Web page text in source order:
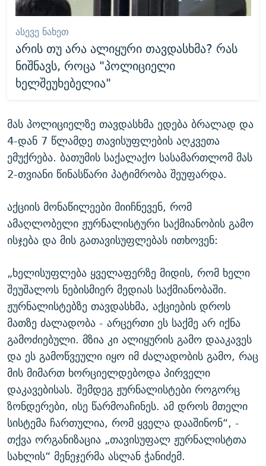
ᲐᲡᲔᲕᲔ ᲜᲐᲮᲔᲗ
არის თუ არა ალიყური თავდასხმა? რას
ნიშნავს, როცა "პოლიციელი
ხელშეუხებელია"
მას პოლიციელზე თავდასხმა ედება ბრალად და
4-დან 7 წლამდე თავისუფლების აღკვეთა
ემუქრება. ბათუმის საქალაქო სასამართლომ მას
2-თვიანი წინასწარი პატიმრობა შეუფარდა.
აქციის მონაწილეები მიიჩნევენ, რომ
ამაღლობელი ჟურნალისტური საქმიანობის გამო
ისჯება და მის გათავისუფლებას ითხოვენ:
„ხელისუფლება ყველაფერზე მიდის, რომ ხელი
შეუშალოს ნებისმიერ მედიას საქმიანობაში.
ჟურნალისტებზე თავდასხმა, აქციების დროს
მათზე ძალადობა - არცერთი ეს საქმე არ იქნა
გამოძიებული. მზია კი ალიყურის გამო დააკავეს
და ეს გამოწვეული იყო იმ ძალადობის გამო, რაც
მის მიმართ ხორციელდებოდა პირველი
დაკავებისას. შემდეგ ჟურნალისტები როგორც
ზონდერები, ისე წარმოაჩინეს. ამ დროს მთელი
სისტემა ჩართულია, რომ ყველა დააშინონ“, -
თქვა ორგანიზაცია „თავისუფალ ჟურნალისტთა
სახლის“ მენეჯერმა ასლან ჭანიძემ.